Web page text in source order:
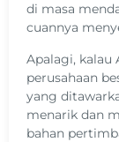
di masa
cuannya
Apalagi, kalau
perusahaan
yang
menarik dan
bahan